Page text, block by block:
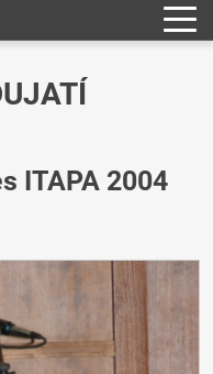
ITAPA 2004